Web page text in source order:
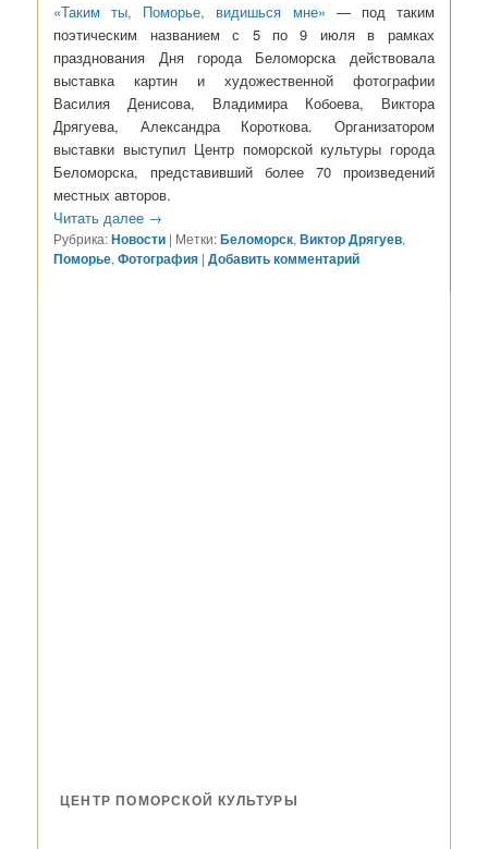
«Таким ты, Поморье, видишься мне» — под таким
поэтическим названием с 5 по 9 июля в рамках
празднования Дня города Беломорска действовала
выставка картин и художественной фотографии
Василия Денисова, Владимира Кобоева, Виктора
Дрягуева, Александра Короткова. Организатором
выставки выступил Центр поморской культуры города
Беломорска, представивший более 70 произведений
местных авторов.
Читать далее →
Рубрика:Новости | Метки:Беломорск,Виктор Дрягуев,
Поморье,Фотография |Добавить комментарий
ЦЕНТР ПОМОРСКОЙ КУЛЬТУРЫ